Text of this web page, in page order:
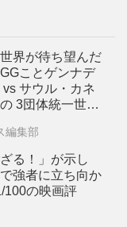
トリック（１回
ークで３勝）を
したイアン・ハ
結果になるか、
年久々の新譜、
Enemy 」を発表
はその収録曲の
界が待ち望んだ
ことゲンナデ
サウル・カネ
3団体統一世界
編集部
る！」が示し
強者に立ち向か
100の映画評